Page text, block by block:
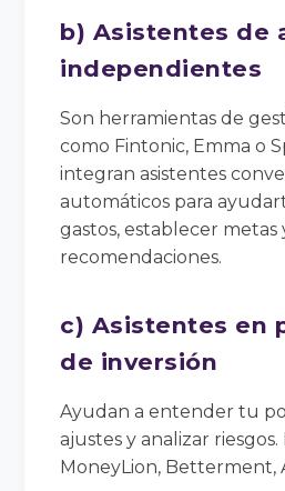
b) Asistentes de
independientes
Son herramientas de
como Fintonic, Emma o
integran asistentes
automáticos para
gastos, establecer metas
recomendaciones.
c) Asistentes en
de inversión
Ayudan a entender tu
ajustes y analizar riesgos.
MoneyLion, Betterment,